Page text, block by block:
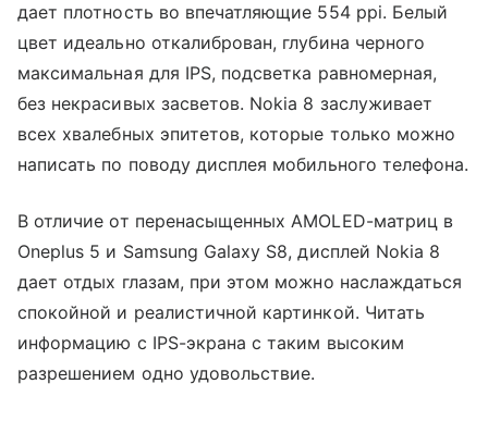
дает плотность во впечатляющие 554 ppi. Белый
цвет идеально откалиброван, глубина черного
максимальная для IPS, подсветка равномерная,
без некрасивых засветов. Nokia 8 заслуживает
всех хвалебных эпитетов, которые только можно
написать по поводу дисплея мобильного телефона.
В отличие от перенасыщенных AMOLED-матриц в
Oneplus 5 и Samsung Galaxy S8, дисплей Nokia 8
дает отдых глазам, при этом можно наслаждаться
спокойной и реалистичной картинкой. Читать
информацию с IPS-экрана с таким высоким
разрешением одно удовольствие.